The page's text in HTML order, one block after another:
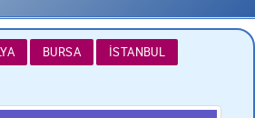
BURSA
İSTANBUL